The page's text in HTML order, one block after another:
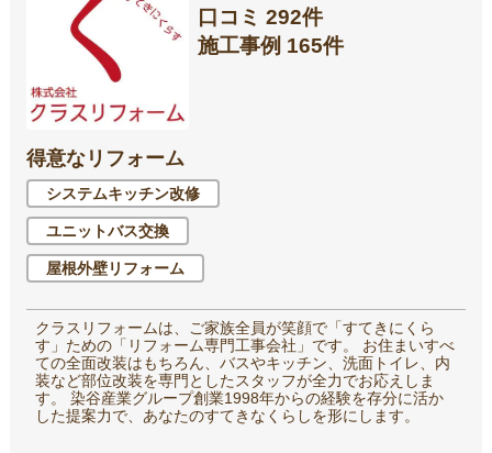
口コミ 292件
施工事例 165件
得意なリフォーム
システムキッチン改修
ユニットバス交換
屋根外壁リフォーム
クラスリフォームは、ご家族全員が笑顔で「すてきにくら
す」ための「リフォーム専門工事会社」です。 お住まいすべ
ての全面改装はもちろん、バスやキッチン、洗面トイレ、内
装など部位改装を専門としたスタッフが全力でお応えしま
す。 染谷産業グループ創業1998年からの経験を存分に活か
した提案力で、あなたのすてきなくらしを形にします。